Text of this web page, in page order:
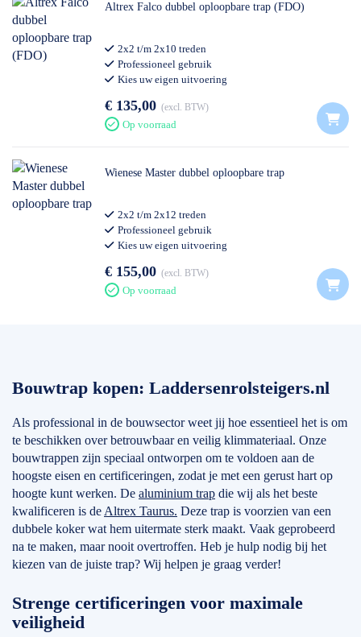
Altrex Falco dubbel oploopbare trap (FDO)
2x2 t/m 2x10 treden
Professioneel gebruik
Kies uw eigen uitvoering
€ 135,00 excl. BTW
Op voorraad
Wienese Master dubbel oploopbare trap
2x2 t/m 2x12 treden
Professioneel gebruik
Kies uw eigen uitvoering
€ 155,00 excl. BTW
Op voorraad
Bouwtrap kopen: Laddersenrolsteigers.nl
Als professional in de bouwsector weet jij hoe essentieel het is om
te beschikken over betrouwbaar en veilig klimmateriaal. Onze
bouwtrappen zijn speciaal ontworpen om te voldoen aan de
hoogste eisen en certificeringen, zodat je met een gerust hart op
hoogte kunt werken. De aluminium trap die wij als het beste
kwalificeren is de Altrex Taurus. Deze trap is voorzien van een
dubbele koker wat hem uitermate sterk maakt. Vaak geprobeerd
na te maken, maar nooit overtroffen. Heb je hulp nodig bij het
kiezen van de juiste trap? Wij helpen je graag verder!
Strenge certificeringen voor maximale
veiligheid